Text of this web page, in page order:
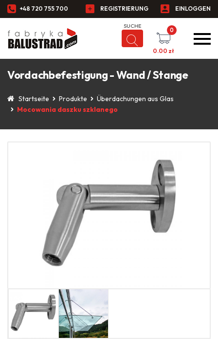
+48 720 755 700 REGISTRIERUNG EINLOGGEN
0
0.00 zł
Vordachbefestigung - Wand / Stange
Startseite Produkte
Überdachungen aus Glas
Mocowania daszku szklanego